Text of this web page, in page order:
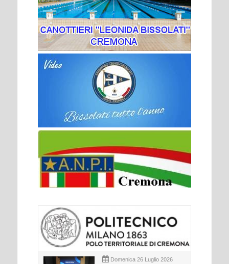
Domenica 26 Luglio 2026